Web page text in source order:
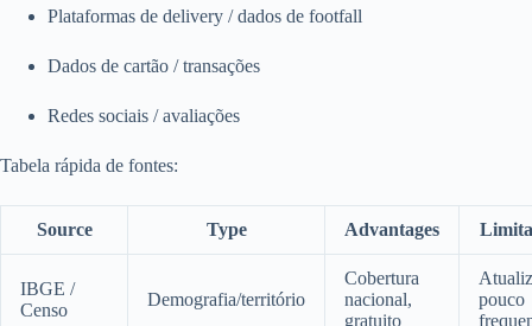
Plataformas de delivery / dados de footfall
Dados de cartão / transações
Redes sociais / avaliações
Tabela rápida de fontes:
Source Type Advantages
IBGE /
Censo
Demografia/território
Cobertura
nacional,
gratuito
pouco